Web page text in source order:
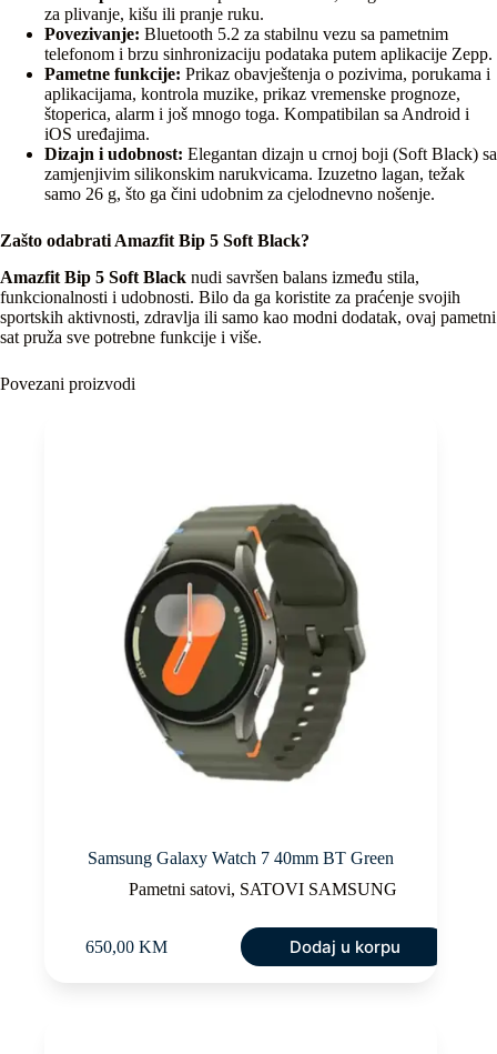
za plivanje, kišu ili pranje ruku.
Povezivanje: Bluetooth 5.2 za stabilnu vezu sa pametnim
telefonom i brzu sinhronizaciju podataka putem aplikacije Zepp.
Pametne funkcije: Prikaz obavještenja o pozivima, porukama i
aplikacijama, kontrola muzike, prikaz vremenske prognoze,
štoperica, alarm i još mnogo toga. Kompatibilan sa Android i
iOS uređajima.
Dizajn i udobnost: Elegantan dizajn u crnoj boji (Soft Black) sa
zamjenjivim silikonskim narukvicama. Izuzetno lagan, težak
samo 26 g, što ga čini udobnim za cjelodnevno nošenje.
Zašto odabrati Amazfit Bip 5 Soft Black?
Amazfit Bip 5 Soft Black nudi savršen balans između stila,
funkcionalnosti i udobnosti. Bilo da ga koristite za praćenje svojih
sportskih aktivnosti, zdravlja ili samo kao modni dodatak, ovaj pametni
sat pruža sve potrebne funkcije i više.
Povezani proizvodi
Samsung Galaxy Watch 7 40mm BT Green
Pametni satovi, SATOVI SAMSUNG
650,00 KM Dodaj u korpu